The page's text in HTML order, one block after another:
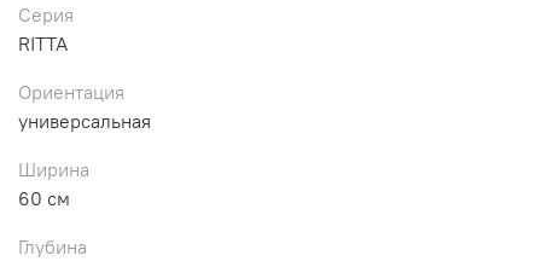
Серия
RITTA
Ориентация
универсальная
Ширина
60 см
Глубина